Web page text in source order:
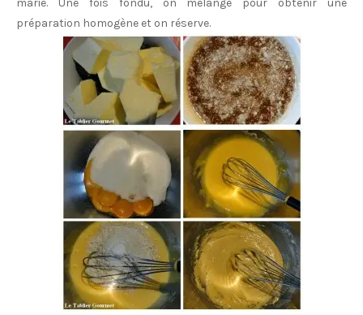
marie. Une fois fondu, on mélange pour obtenir une
préparation homogène et on réserve.